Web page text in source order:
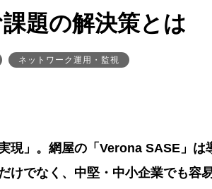
題の解決策とは
ネットワーク運用・監視
現」。網屋の「Verona SASE」
けでなく、中堅・中小企業でも容